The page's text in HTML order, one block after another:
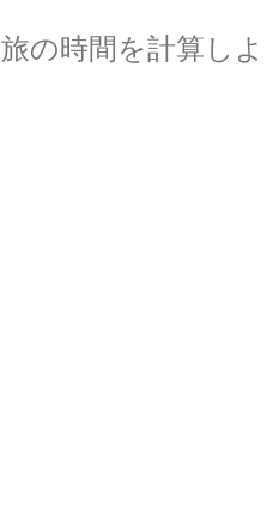
旅の時間を計算しよ